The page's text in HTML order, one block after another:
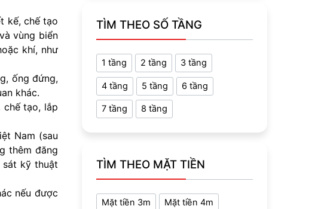
kế, chế tạo
vùng biển
khí, như
ống đứng,
khác.
tạo, lắp
Nam (sau
thêm đăng
kỹ thuật
nếu được
TÌM THEO SỐ TẦNG
1 tầng 2 tầng 3 tầng
4 tầng 5 tầng 6 tầng
7 tầng 8 tầng
TÌM THEO MẶT TIỀN
Mặt tiền 3m Mặt tiền 4m